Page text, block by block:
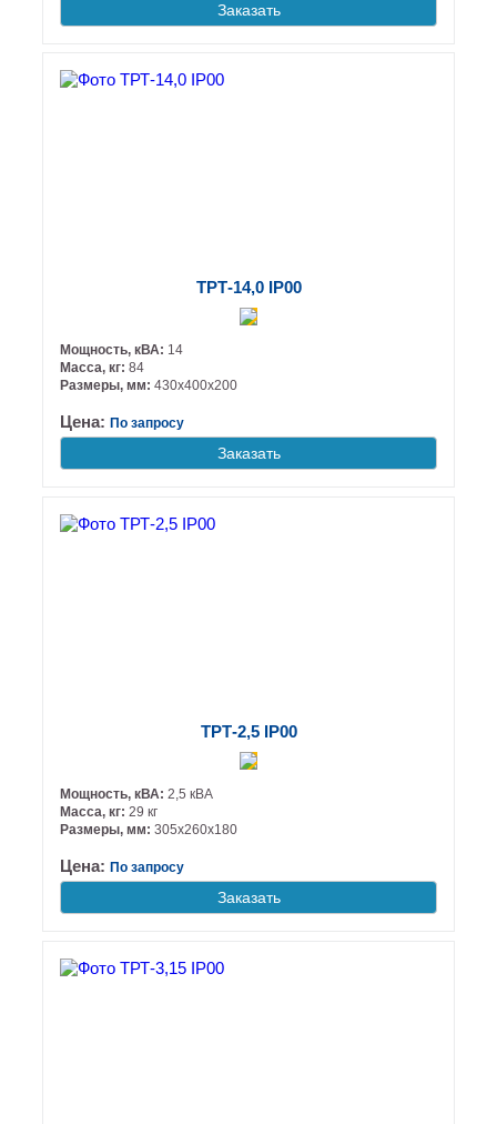
Заказать
ТРТ-14,0 IP00
Мощность, кВА: 14
Масса, кг: 84
Размеры, мм: 430х400х200
Цена: По запросу
Заказать
ТРТ-2,5 IP00
Мощность, кВА: 2,5 кВА
Масса, кг: 29 кг
Размеры, мм: 305х260х180
Цена: По запросу
Заказать